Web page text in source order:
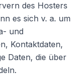
des Hosters
es sich v. a. um
und
Kontaktdaten,
Daten, die über